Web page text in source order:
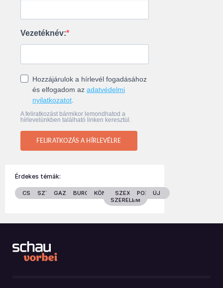
Vezetéknév:
Hozzájárulok a hírlevél fogadásához
és elfogadom az adatvédelmi
nyilatkozatot
A feliratkozást bármikor lemondhatod a
hírlevelünkben található linken keresztül.
FELIRATKOZÁS A HÍRLEVÉLRE
Érdekes témák:
CSALÁDSZTÁROKGAZDASÁGBURGENLANDKÖNYVEKSZEX &
SZERELEM
POLITIKA
ÚJ